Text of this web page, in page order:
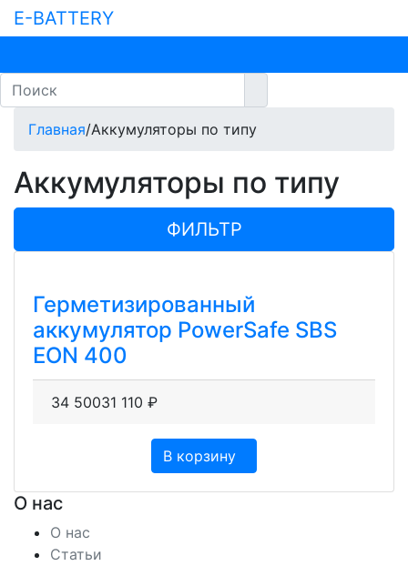
E-BATTERY
Главная/Аккумуляторы по типу
Аккумуляторы по типу
Герметизированный
аккумулятор PоwerSafe SBS
EON 400
34 50031 110 ₽
В корзину
ФИЛЬТР
О нас
О нас
Статьи